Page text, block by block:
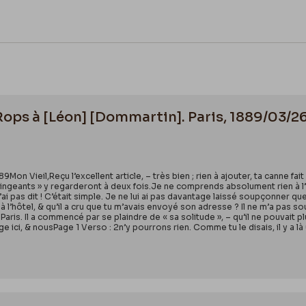
à [Léon] [Dommartin]. Paris, 1889/03/
Vieil,Reçu l’excellent article, – très bien ; rien à ajouter, ta canne
» y regarderont à deux fois.Je ne comprends absolument rien à
pas dit ! C’était simple. Je ne lui ai pas davantage laissé soupçonner
l’hôtel, & qu’il a cru que tu m’avais envoyé son adresse ? Il ne m’a
Il a commencé par se plaindre de « sa solitude », – qu’il ne pouvait
ici, & nousPage 1 Verso : 2n’y pourrons rien. Comme tu le disais, il y a